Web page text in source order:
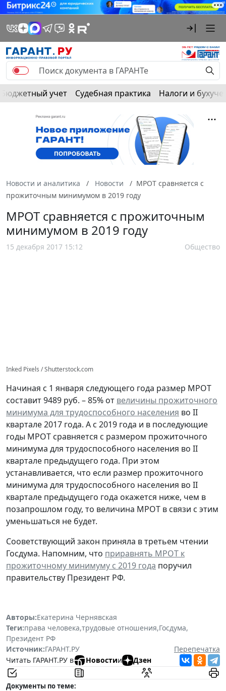
Бюджетный учет Судебная практика Налоги и
Новости и аналитика Новости
МРОТ сравняется с
прожиточным минимумом в 2019 году
МРОТ сравняется с прожиточным
минимумом в 2019 году
15 декабря 2017 15:12 Общество
Inked Pixels / Shutterstock.com
Начиная с 1 января следующего года размер МРОТ
составит 9489 руб. – 85% от величины прожиточного
минимума для трудоспособного населения во II
квартале 2017 года. А с 2019 года и в последующие
годы МРОТ сравняется с размером прожиточного
минимума для трудоспособного населения во II
квартале предыдущего года. При этом
устанавливается, что если размер прожиточного
минимума для трудоспособного населения во II
квартале предыдущего года окажется ниже, чем в
позапрошлом году, то величина МРОТ в связи с этим
уменьшаться не будет.
Cооветствующий закон приняла в третьем чтении
Госдума. Напомним, что приравнять МРОТ к
прожиточному минимуму с 2019 года поручил
правительству Президент РФ.
Авторы:Екатерина Чернявская
Теги:права человека,трудовые отношения,Госдума,
Президент РФ
Источник:ГАРАНТ.РУ
Перепечатка
Читать ГАРАНТ.РУ в
Новостии Дзен
Документы по теме: